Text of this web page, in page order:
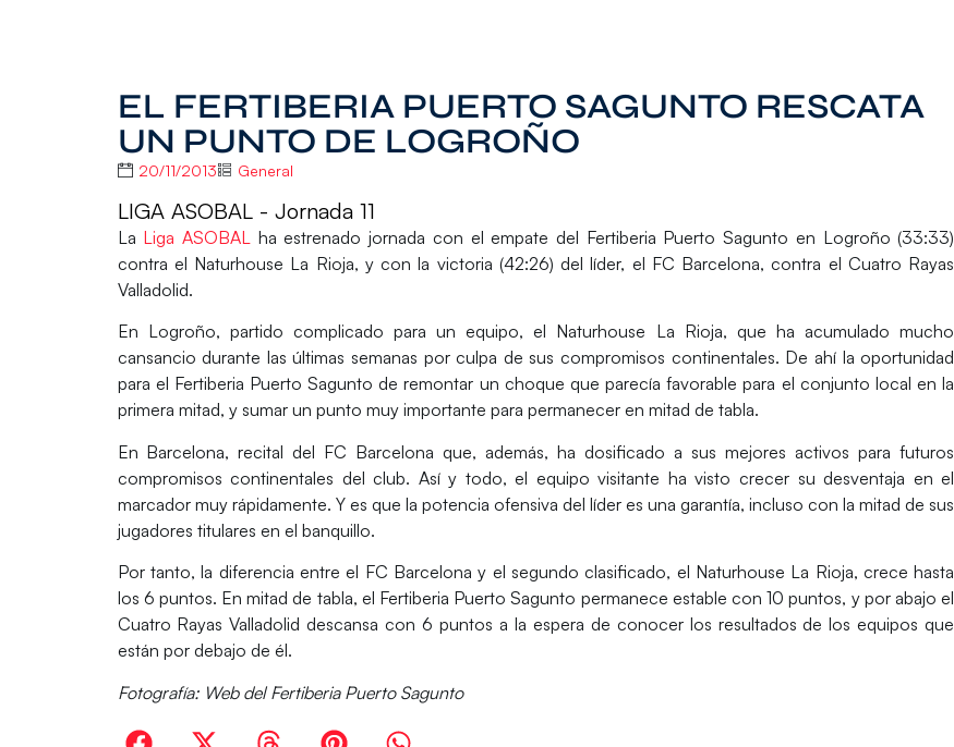
EL FERTIBERIA PUERTO SAGUNTO RESCATA
UN PUNTO DE LOGROÑO
20/11/2013 General
LIGA ASOBAL - Jornada 11
La Liga ASOBAL
ha estrenado jornada con el empate del Fertiberia Puerto Sagunto en Logroño (33:33)
contra el Naturhouse La Rioja, y con la victoria (42:26) del líder, el FC Barcelona, contra el Cuatro Rayas
Valladolid.
En Logroño, partido complicado para un equipo, el Naturhouse La Rioja, que ha acumulado mucho
cansancio durante las últimas semanas por culpa de sus compromisos continentales. De ahí la oportunidad
para el Fertiberia Puerto Sagunto de remontar un choque que parecía favorable para el conjunto local en la
primera mitad, y sumar un punto muy importante para permanecer en mitad de tabla.
En Barcelona, recital del FC Barcelona que, además, ha dosificado a sus mejores activos para futuros
compromisos continentales del club. Así y todo, el equipo visitante ha visto crecer su desventaja en el
marcador muy rápidamente. Y es que la potencia ofensiva del líder es una garantía, incluso con la mitad de sus
jugadores titulares en el banquillo.
Por tanto, la diferencia entre el FC Barcelona y el segundo clasificado, el Naturhouse La Rioja, crece hasta
los 6 puntos. En mitad de tabla, el Fertiberia Puerto Sagunto permanece estable con 10 puntos, y por abajo el
Cuatro Rayas Valladolid descansa con 6 puntos a la espera de conocer los resultados de los equipos que
están por debajo de él.
Fotografía: Web del Fertiberia Puerto Sagunto